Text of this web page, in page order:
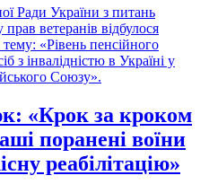
Ради України з питань
прав ветеранів відбулося
«Рівень пенсійного
з інвалідністю в Україні у
Союзу».
«Крок за кроком
поранені воїни
реабілітацію»